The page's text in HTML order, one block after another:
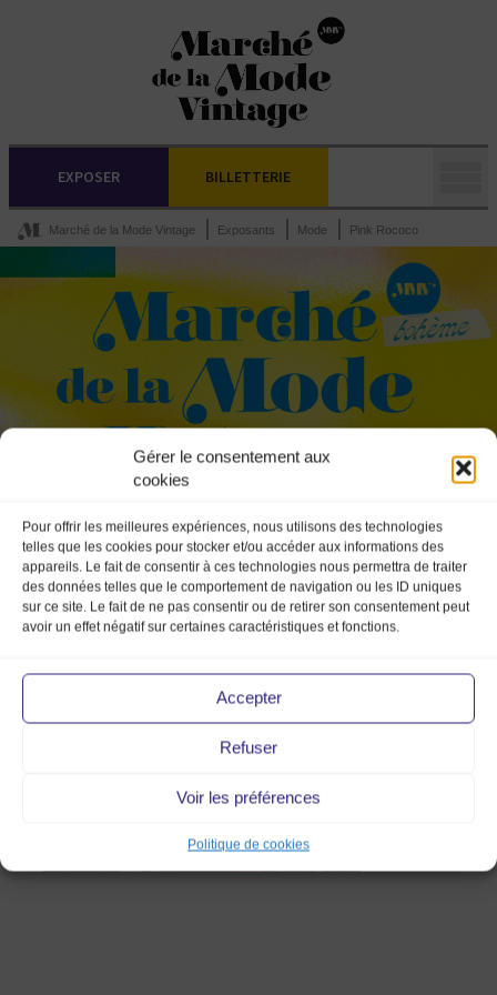
Gérer le consentement aux
cookies
Pour offrir les meilleures expériences, nous utilisons des technologies
telles que les cookies pour stocker et/ou accéder aux informations des
appareils. Le fait de consentir à ces technologies nous permettra de traiter
des données telles que le comportement de navigation ou les ID uniques
sur ce site. Le fait de ne pas consentir ou de retirer son consentement peut
avoir un effet négatif sur certaines caractéristiques et fonctions.
Accepter
Refuser
Voir les préférences
Politique de cookies
EXPOSER BILLETTERIE
Marché de la Mode Vintage Exposants Mode Pink Rococo